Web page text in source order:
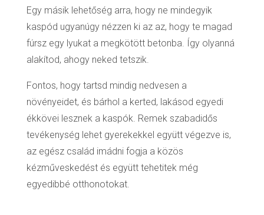
Egy másik lehetőség arra, hogy ne mindegyik
kaspód ugyanúgy nézzen ki az az, hogy te magad
fúrsz egy lyukat a megkötött betonba. Így olyanná
alakítod, ahogy neked tetszik.
Fontos, hogy tartsd mindig nedvesen a
növényeidet, és bárhol a kerted, lakásod egyedi
ékkövei lesznek a kaspók. Remek szabadidős
tevékenység lehet gyerekekkel együtt végezve is,
az egész család imádni fogja a közös
kézműveskedést és együtt tehetitek még
egyedibbé otthonotokat.